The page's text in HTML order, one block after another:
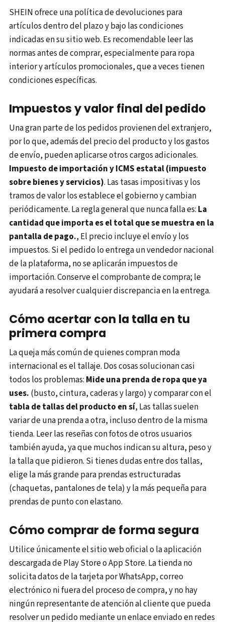
SHEIN ofrece una política de devoluciones para
artículos dentro del plazo y bajo las condiciones
indicadas en su sitio web. Es recomendable leer las
normas antes de comprar, especialmente para ropa
interior y artículos promocionales, que a veces tienen
condiciones específicas.
Impuestos y valor final del pedido
Una gran parte de los pedidos provienen del extranjero,
por lo que, además del precio del producto y los gastos
de envío, pueden aplicarse otros cargos adicionales.
Impuesto de importación y ICMS estatal (impuesto
sobre bienes y servicios). Las tasas impositivas y los
tramos de valor los establece el gobierno y cambian
periódicamente. La regla general que nunca falla es: La
cantidad que importa es el total que se muestra en la
pantalla de pago., El precio incluye el envío y los
impuestos. Si el pedido lo entrega un vendedor nacional
de la plataforma, no se aplicarán impuestos de
importación. Conserve el comprobante de compra; le
ayudará a resolver cualquier discrepancia en la entrega.
Cómo acertar con la talla en tu
primera compra
La queja más común de quienes compran moda
internacional es el tallaje. Dos cosas solucionan casi
todos los problemas: Mide una prenda de ropa que ya
uses. (busto, cintura, caderas y largo) y comparar con el
tabla de tallas del producto en sí, Las tallas suelen
variar de una prenda a otra, incluso dentro de la misma
tienda. Leer las reseñas con fotos de otros usuarios
también ayuda, ya que muchos indican su altura, peso y
la talla que pidieron. Si tienes dudas entre dos tallas,
elige la más grande para prendas estructuradas
(chaquetas, pantalones de tela) y la más pequeña para
prendas de punto con elastano.
Cómo comprar de forma segura
Utilice únicamente el sitio web oficial o la aplicación
descargada de Play Store o App Store. La tienda no
solicita datos de la tarjeta por WhatsApp, correo
electrónico ni fuera del proceso de compra, y no hay
ningún representante de atención al cliente que pueda
resolver un pedido mediante un enlace enviado en redes